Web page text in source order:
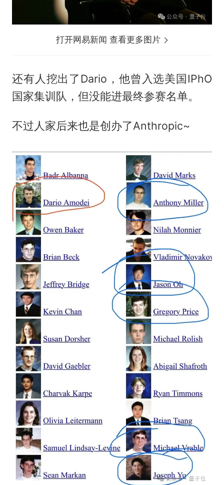
打开网易新闻 查看更多图片
还有人挖出了Dario，他曾入选美国IPhO
国家集训队，但没能进最终参赛名单。
不过人家后来也是创办了Anthropic~